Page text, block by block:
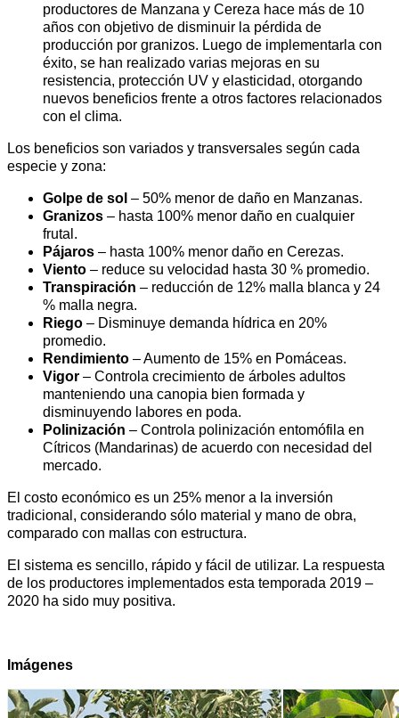
productores de Manzana y Cereza hace más de 10
años con objetivo de disminuir la pérdida de
producción por granizos. Luego de implementarla con
éxito, se han realizado varias mejoras en su
resistencia, protección UV y elasticidad, otorgando
nuevos beneficios frente a otros factores relacionados
con el clima.
Los beneficios son variados y transversales según cada
especie y zona:
Golpe de sol – 50% menor de daño en Manzanas.
Granizos – hasta 100% menor daño en cualquier
frutal.
Pájaros – hasta 100% menor daño en Cerezas.
Viento – reduce su velocidad hasta 30 % promedio.
Transpiración – reducción de 12% malla blanca y 24
% malla negra.
Riego – Disminuye demanda hídrica en 20%
promedio.
Rendimiento – Aumento de 15% en Pomáceas.
Vigor – Controla crecimiento de árboles adultos
manteniendo una canopia bien formada y
disminuyendo labores en poda.
Polinización – Controla polinización entomófila en
Cítricos (Mandarinas) de acuerdo con necesidad del
mercado.
El costo económico es un 25% menor a la inversión
tradicional, considerando sólo material y mano de obra,
comparado con mallas con estructura.
El sistema es sencillo, rápido y fácil de utilizar. La respuesta
de los productores implementados esta temporada 2019 –
2020 ha sido muy positiva.
Imágenes